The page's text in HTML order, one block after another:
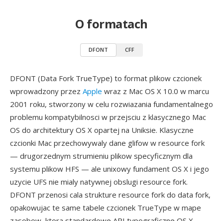
O formatach
DFONT CFF
DFONT (Data Fork TrueType) to format plikow czcionek
wprowadzony przez Apple wraz z Mac OS X 10.0 w marcu
2001 roku, stworzony w celu rozwiazania fundamentalnego
problemu kompatybilnosci w przejsciu z klasycznego Mac
OS do architektury OS X opartej na Uniksie. Klasyczne
czcionki Mac przechowywaly dane glifow w resource fork
— drugorzednym strumieniu plikow specyficznym dla
systemu plikow HFS — ale unixowy fundament OS X i jego
uzycie UFS nie mialy natywnej obslugi resource fork.
DFONT przenosi cala strukture resource fork do data fork,
opakowujac te same tabele czcionek TrueType w mape